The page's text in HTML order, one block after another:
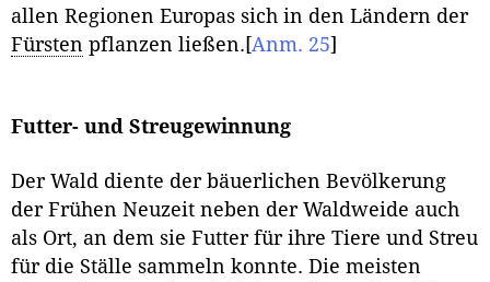
allen Regionen Europas sich in den Ländern der
Fürsten pflanzen ließen. [Anm. 25]
Futter- und Streugewinnung
Der Wald diente der bäuerlichen Bevölkerung
der Frühen Neuzeit neben der Waldweide auch
als Ort, an dem sie Futter für ihre Tiere und Streu
für die Ställe sammeln konnte. Die meisten